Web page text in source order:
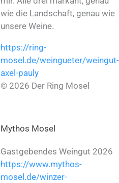
wie die Landschaft, genau wie
unsere Weine.
https://ring-
mosel.de/weingueter/weingut-
axel-pauly
© 2026 Der Ring Mosel
Mythos Mosel
Gastgebendes Weingut 2026
https://www.mythos-
mosel.de/winzer-